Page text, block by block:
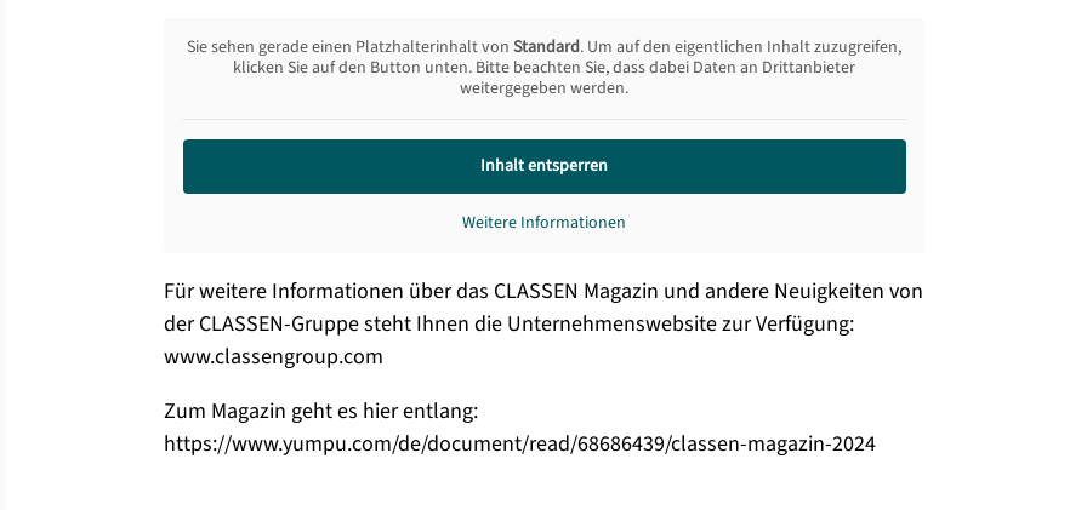
Sie sehen gerade einen Platzhalterinhalt von Standard. Um auf den eigentlichen Inhalt zuzugreifen,
klicken Sie auf den Button unten. Bitte beachten Sie, dass dabei Daten an Drittanbieter
weitergegeben werden.
Inhalt entsperren
Weitere Informationen
Für weitere Informationen über das CLASSEN Magazin und andere Neuigkeiten von
der CLASSEN-Gruppe steht Ihnen die Unternehmenswebsite zur Verfügung:
www.classengroup.com
Zum Magazin geht es hier entlang:
https://www.yumpu.com/de/document/read/68686439/classen-magazin-2024